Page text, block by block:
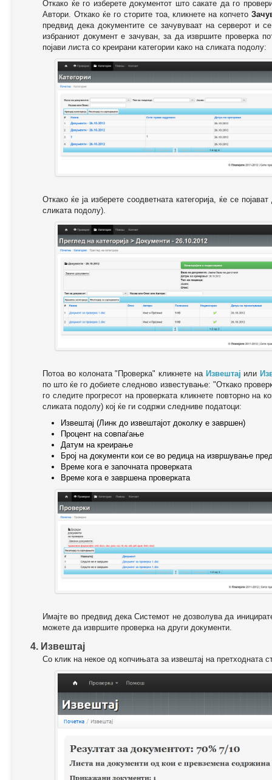
Откако ќе го изберете документот што сакате да го
Автори. Откако ќе го сторите тоа, кликнете на копчето
предвид дека документите се зачувуваат на серверот и
избраниот документ е зачуван, за да извршите проверка
појави листа со креирани категории како на сликата подолу:
Откако ќе ја изберете соодветната категорија, ќе се
сликата подолу).
Потоа во колоната "Проверка" кликнете на Извештај или
по што ќе го добиете следново известување: "Oткако
го следите прогресот на проверката кликнете повторно на
сликата подолу) кој ќе ги содржи следниве податоци:
Извештај (Линк до извештајот доколку е завршен)
Процент на совпаѓање
Датум на креирање
Број на документи кои се во редица на извршување
Време кога е започната проверката
Време кога е завршена проверката
Имајте во предвид дека Системот не дозволува да
можете да извршите проверка на други документи.
4. Извештај
Со клик на некое од копчињата за извештај на претходната